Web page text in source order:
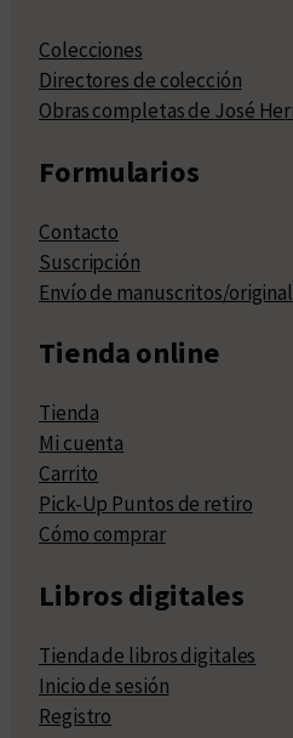
Colecciones
Directores de colección
Obras completas de José
Formularios
Contacto
Suscripción
Envío de manuscritos/
Tienda online
Tienda
Mi cuenta
Carrito
Pick-Up Puntos de retiro
Cómo comprar
Libros digitales
Tienda de libros digitales
Inicio de sesión
Registro